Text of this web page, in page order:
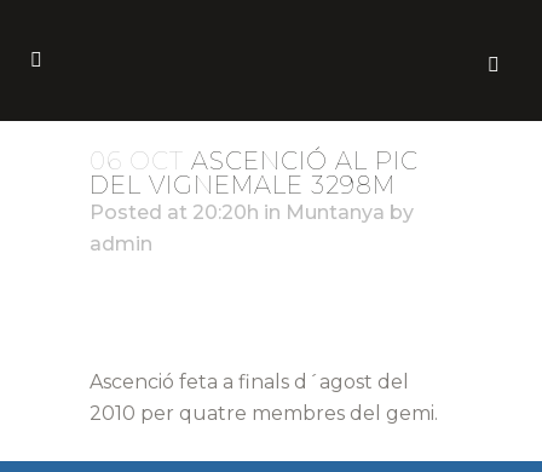
06 OCT ASCENCIÓ AL PIC
DEL VIGNEMALE 3298M
Posted at 20:20h in Muntanya by
admin
Ascenció feta a finals d´agost del
2010 per quatre membres del gemi.